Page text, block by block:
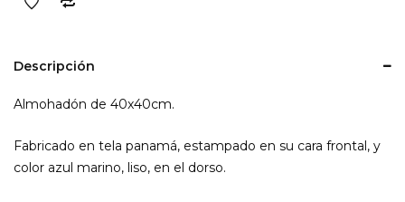
Descripción
Almohadón de 40x40cm.
Fabricado en tela panamá, estampado en su cara frontal, y
color azul marino, liso, en el dorso.